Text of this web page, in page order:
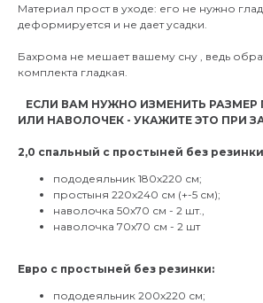
Материал прост в уходе: его не нужно
деформируется и не дает усадки.
Бахрома не мешает вашему сну , ведь
комплекта гладкая.
⠀ЕСЛИ ВАМ НУЖНО ИЗМЕНИТЬ
ИЛИ НАВОЛОЧЕК - УКАЖИТЕ ЭТО ПРИ
2,0 спальный с простыней без
пододеяльник 180х220 см;
простыня 220х240 см (+-5 см);
наволочка 50х70 см - 2 шт.,
наволочка 70х70 см - 2 шт
Евро с простыней без резинки:
пододеяльник 200х220 см;